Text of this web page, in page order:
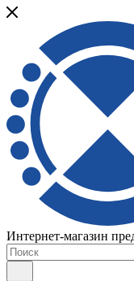
Интернет-магазин